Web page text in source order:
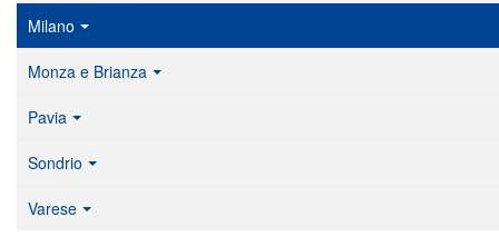
Milano
Monza e Brianza
Pavia
Sondrio
Varese